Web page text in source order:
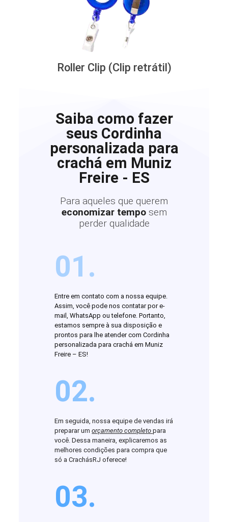
Roller Clip (Clip retrátil)
Saiba como fazer
seus Cordinha
personalizada para
crachá em Muniz
Freire - ES
Para aqueles que querem
economizar tempo sem
perder qualidade
01.
Entre em contato com a nossa equipe.
Assim, você pode nos contatar por e-
mail, WhatsApp ou telefone. Portanto,
estamos sempre à sua disposição e
prontos para lhe atender com Cordinha
personalizada para crachá em Muniz
Freire – ES!
02.
Em seguida, nossa equipe de vendas irá
preparar umorçamento completopara
você. Dessa maneira, explicaremos as
melhores condições para compra que
só a CrachásRJ oferece!
03.